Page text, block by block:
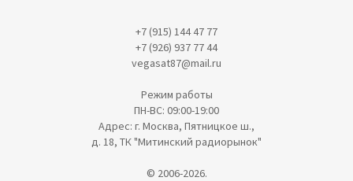
+7 (915) 144 47 77
+7 (926) 937 77 44
vegasat87@mail.ru
Режим работы
ПН-ВС: 09:00-19:00
Адрес: г. Москва, Пятницкое ш.,
д. 18, ТК "Митинский радиорынок"
© 2006-2026.